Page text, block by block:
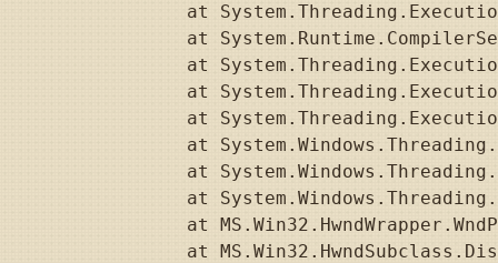
at
at
at
at
at
at
at
at
at
at